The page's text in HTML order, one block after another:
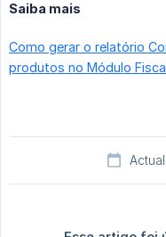
Saiba mais
Como gerar o relatório
produtos no Módulo